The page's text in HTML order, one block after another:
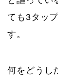
ても3タッ
す。
何をどうし